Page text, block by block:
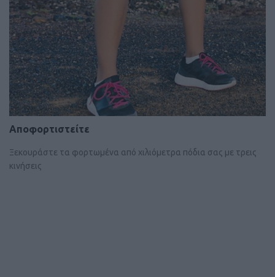
Αποφορτιστείτε
Ξεκουράστε τα φορτωμένα από χιλιόμετρα πόδια σας με τρεις
κινήσεις